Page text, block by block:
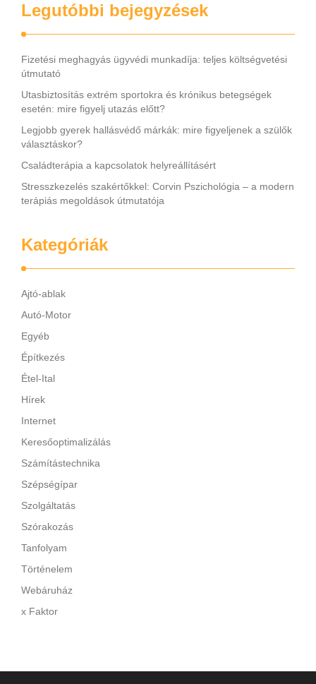
Legutóbbi bejegyzések
Fizetési meghagyás ügyvédi munkadíja: teljes költségvetési
útmutató
Utasbiztosítás extrém sportokra és krónikus betegségek
esetén: mire figyelj utazás előtt?
Legjobb gyerek hallásvédő márkák: mire figyeljenek a szülők
választáskor?
Családterápia a kapcsolatok helyreállításért
Stresszkezelés szakértőkkel: Corvin Pszichológia – a modern
terápiás megoldások útmutatója
Kategóriák
Ajtó-ablak
Autó-Motor
Egyéb
Építkezés
Étel-Ital
Hírek
Internet
Keresőoptimalizálás
Számítástechnika
Szépségípar
Szolgáltatás
Szórakozás
Tanfolyam
Történelem
Webáruház
x Faktor